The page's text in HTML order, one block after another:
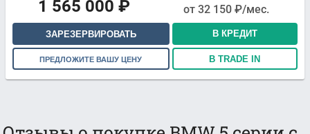
1 565 000 ₽ от 32 150 ₽/мес.
ЗАРЕЗЕРВИРОВАТЬ В КРЕДИТ
ПРЕДЛОЖИТЕ ВАШУ ЦЕНУ В TRADE IN